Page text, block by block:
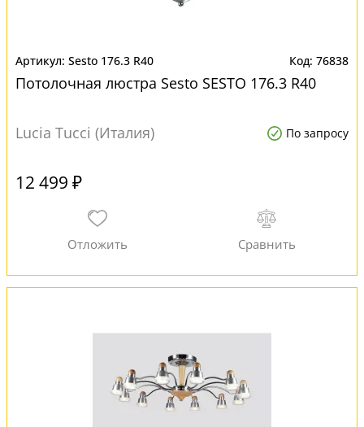
Sesto 176.3 R40 76838
Потолочная люстра Sesto SESTO 176.3 R40
Lucia Tucci (Италия) По запросу
12 499 ₽